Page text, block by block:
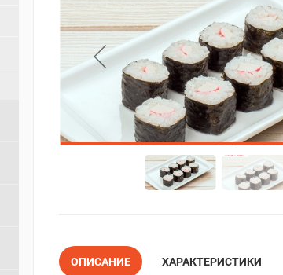
ОПИСАНИЕ ХАРАКТЕРИСТИКИ